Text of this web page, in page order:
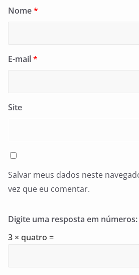
Nome*
E-mail*
Site
Salvar meus dados neste
vez que eu comentar.
Digite uma resposta em números:
3 × quatro =